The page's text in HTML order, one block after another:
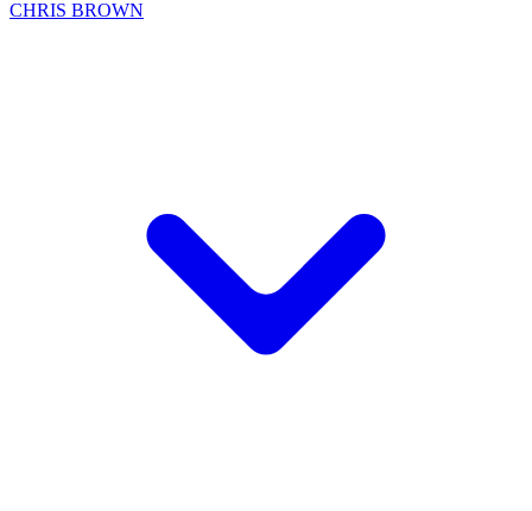
CHRIS BROWN